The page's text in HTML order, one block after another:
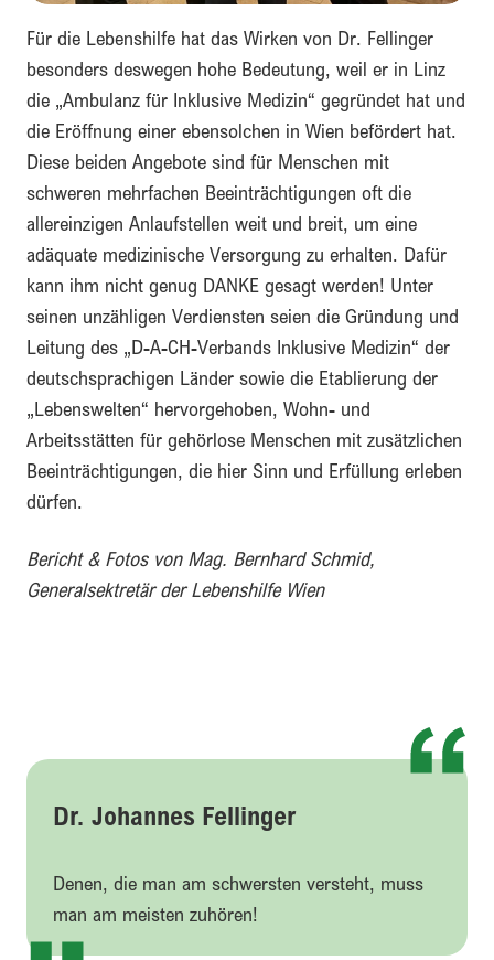
Für die Lebenshilfe hat das Wirken von Dr. Fellinger
besonders deswegen hohe Bedeutung, weil er in Linz
die „Ambulanz für Inklusive Medizin“ gegründet hat und
die Eröffnung einer ebensolchen in Wien befördert hat.
Diese beiden Angebote sind für Menschen mit
schweren mehrfachen Beeinträchtigungen oft die
allereinzigen Anlaufstellen weit und breit, um eine
adäquate medizinische Versorgung zu erhalten. Dafür
kann ihm nicht genug DANKE gesagt werden! Unter
seinen unzähligen Verdiensten seien die Gründung und
Leitung des „D-A-CH-Verbands Inklusive Medizin“ der
deutschsprachigen Länder sowie die Etablierung der
„Lebenswelten“ hervorgehoben, Wohn- und
Arbeitsstätten für gehörlose Menschen mit zusätzlichen
Beeinträchtigungen, die hier Sinn und Erfüllung erleben
dürfen.
Bericht & Fotos von Mag. Bernhard Schmid,
Generalsektretär der Lebenshilfe Wien
Dr. Johannes Fellinger
Denen, die man am schwersten versteht, muss
man am meisten zuhören!